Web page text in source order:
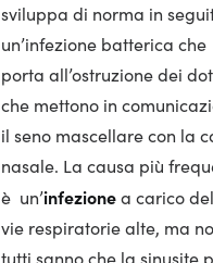
sviluppa di norma in
un’infezione batterica che
porta all’ostruzione dei
che mettono in
il seno mascellare con la
nasale. La causa più
è un’infezionea carico
vie respiratorie alte, ma
tutti sanno che la sinusite